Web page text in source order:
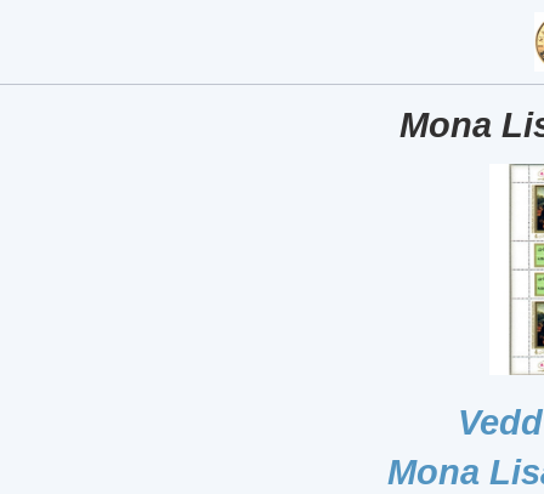
Mona
Mona